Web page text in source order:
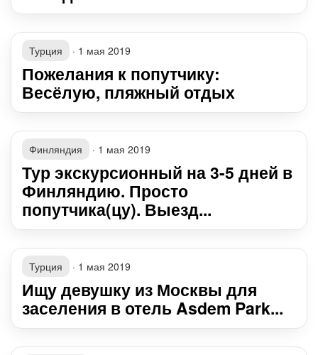
Турция · 1 мая 2019
Пожелания к попутчику:
Весёлую, пляжный отдых
Финляндия · 1 мая 2019
Тур экскурсионный на 3-5 дней в
Финляндию. Просто
попутчика(цу). Выезд...
Турция · 1 мая 2019
Ищу девушку из Москвы для
заселения в отель Asdem Park...